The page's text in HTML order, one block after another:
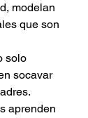
modelan
que son
solo
socavar
aprenden